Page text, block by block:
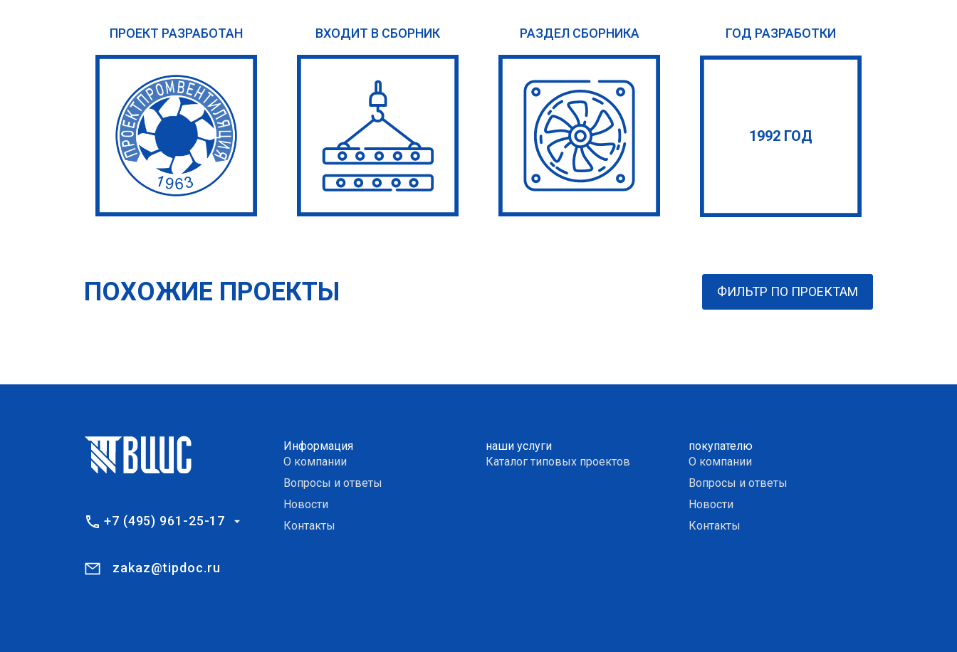
ПРОЕКТ РАЗРАБОТАН ВХОДИТ В СБОРНИК РАЗДЕЛ СБОРНИКА ГОД РАЗРАБОТКИ
1992 ГОД
ПОХОЖИЕ ПРОЕКТЫ ФИЛЬТР ПО ПРОЕКТАМ
+7 (495) 961-25-17
zakaz@tipdoc.ru
Информация
О компании
Вопросы и ответы
Новости
Контакты
наши услуги
Каталог типовых проектов
покупателю
О компании
Вопросы и ответы
Новости
Контакты